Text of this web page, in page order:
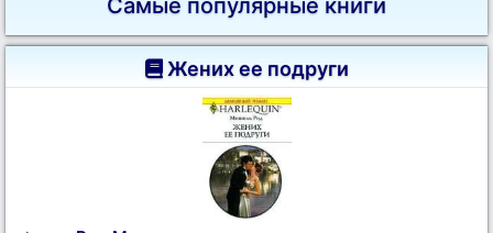
Самые популярные книги
Жених ее подруги